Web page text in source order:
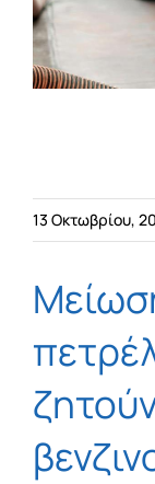
Blog
13 Οκτωβρίου,